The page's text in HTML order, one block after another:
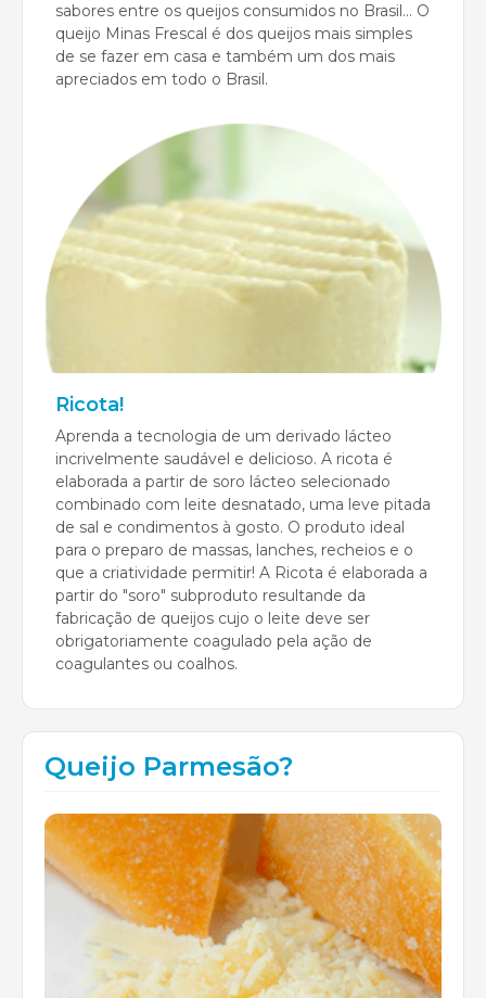
sabores entre os queijos consumidos no Brasil... O
queijo Minas Frescal é dos queijos mais simples
de se fazer em casa e também um dos mais
apreciados em todo o Brasil.
Ricota!
Aprenda a tecnologia de um derivado lácteo
incrivelmente saudável e delicioso. A ricota é
elaborada a partir de soro lácteo selecionado
combinado com leite desnatado, uma leve pitada
de sal e condimentos à gosto. O produto ideal
para o preparo de massas, lanches, recheios e o
que a criatividade permitir! A Ricota é elaborada a
partir do "soro" subproduto resultande da
fabricação de queijos cujo o leite deve ser
obrigatoriamente coagulado pela ação de
coagulantes ou coalhos.
Queijo Parmesão?